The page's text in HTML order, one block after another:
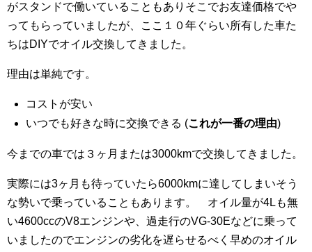
がスタンドで働いていることもありそこでお友達価格でや
ってもらっていましたが、ここ１０年ぐらい所有した車た
ちはDIYでオイル交換してきました。
理由は単純です。
コストが安い
いつでも好きな時に交換できる (これが一番の理由)
今までの車では３ヶ月または3000kmで交換してきました。
実際には3ヶ月も待っていたら6000kmに達してしまいそう
な勢いで乗っていることもあります。 オイル量が4Lも無
い4600ccのV8エンジンや、過走行のVG-30Eなどに乗って
いましたのでエンジンの劣化を遅らせるべく早めのオイル